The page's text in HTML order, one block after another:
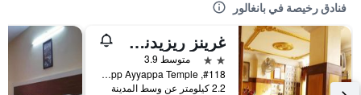
فنادق رخيصة في بانغالور
غرينز ريزيدنسي
2 نجمتين
متوسط 3.9
#118, Kalasipalyam Main Road Opp Ayyappa Temple, بانغالور, الهند
2.2 كيلومتر عن وسط المدينة